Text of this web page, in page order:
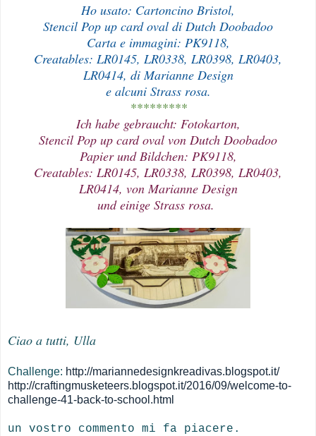
Ho usato: Cartoncino Bristol,
Stencil Pop up card oval di Dutch Doobadoo
Carta e immagini: PK9118,
Creatables: LR0145, LR0338, LR0398, LR0403,
LR0414, di Marianne Design
e alcuni Strass rosa.
*********
Ich habe gebraucht: Fotokarton,
Stencil Pop up card oval von Dutch Doobadoo
Papier und Bildchen: PK9118,
Creatables: LR0145, LR0338, LR0398, LR0403,
LR0414, von Marianne Design
und einige Strass rosa.
Ciao a tutti, Ulla
Challenge: http://mariannedesignkreadivas.blogspot.it/
http://craftingmusketeers.blogspot.it/2016/09/welcome-to-
challenge-41-back-to-school.html
un vostro commento mi fa piacere.